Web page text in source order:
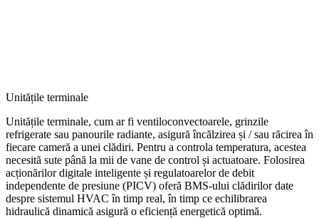
Unitățile terminale
Unitățile terminale, cum ar fi ventiloconvectoarele, grinzile
refrigerate sau panourile radiante, asigură încălzirea și / sau răcirea în
fiecare cameră a unei clădiri. Pentru a controla temperatura, acestea
necesită sute până la mii de vane de control și actuatoare. Folosirea
acționărilor digitale inteligente și regulatoarelor de debit
independente de presiune (PICV) oferă BMS-ului clădirilor date
despre sistemul HVAC în timp real, în timp ce echilibrarea
hidraulică dinamică asigură o eficiență energetică optimă.